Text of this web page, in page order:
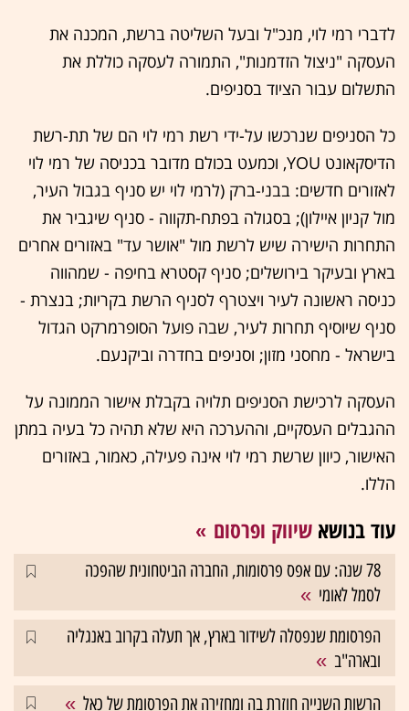
לדברי רמי לוי, מנכ"ל ובעל השליטה ברשת, המכנה את
העסקה "ניצול הזדמנות", התמורה לעסקה כוללת את
התשלום עבור הציוד בסניפים.
כל הסניפים שנרכשו על-ידי רשת רמי לוי הם של תת-רשת
הדיסקאונט YOU, וכמעט בכולם מדובר בכניסה של רמי לוי
לאזורים חדשים: בבני-ברק (לרמי לוי יש סניף בגבול העיר,
מול קניון איילון); בסגולה בפתח-תקווה - סניף שיגביר את
התחרות הישירה שיש לרשת מול "אושר עד" באזורים אחרים
בארץ ובעיקר בירושלים; סניף קסטרא בחיפה - שמהווה
כניסה ראשונה לעיר ויצטרף לסניף הרשת בקריות; בנצרת -
סניף שיוסיף תחרות לעיר, שבה פועל הסופרמרקט הגדול
בישראל - מחסני מזון; וסניפים בחדרה וביקנעם.
העסקה לרכישת הסניפים תלויה בקבלת אישור הממונה על
ההגבלים העסקיים, וההערכה היא שלא תהיה כל בעיה במתן
האישור, כיוון שרשת רמי לוי אינה פעילה, כאמור, באזורים
הללו.
עוד בנושא שיווק ופרסום
78 שנה: עם אפס פרסומות, החברה הביטחונית שהפכה
לסמל לאומי
הפרסומת שנפסלה לשידור בארץ, אך תעלה בקרוב באנגליה
ובארה"ב
הרשות השנייה חוזרת בה ומחזירה את הפרסומת של כאל